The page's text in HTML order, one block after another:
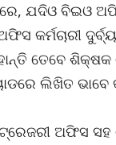
ଯଦିଓ ବିଇଓ
କର୍ମଚାରୀ
ତେବେ
ଲିଖିତ ଭାବେ
ଟ୍ରେଜରୀ ଅଫିସ